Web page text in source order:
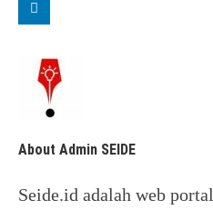
About Admin SEIDE
Seide.id adalah web